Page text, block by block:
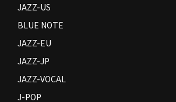
JAZZ-US
BLUE NOTE
JAZZ-EU
JAZZ-JP
JAZZ-VOCAL
J-POP